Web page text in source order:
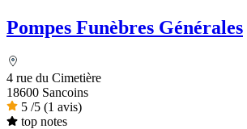
Pompes Funèbres Générales
4 rue du Cimetière
18600 Sancoins
5 /5 (1 avis)
top notes